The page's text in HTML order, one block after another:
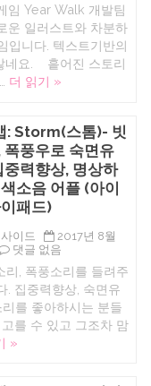
드
백
훈
련
용
아
플
(
Delayed
Auditory
Feedback
)
에
Sailor’s
Dream:
흩
어
진
스
짜
맞
추
며
음
악
을
감
상
힐
링
게
임
(아
이
아
임 Year Walk 개발팀
운 일러스트와 차분하
입니다. 텍스트기반의
네요. 흩어진 스토리
더 읽기 »
: Storm(스톰)- 빗
폭풍우로 숙면유
중력향상, 명상하
소음 어플 (아이
패드)
이드
2017년 8월
iOS
Storm(스
톰)-
빗
소
리,
폭
댓글 없음
, 폭풍소리를 들려주
. 집중력향상, 숙면유
를 좋아하시는 분들
를 수 있고 그조차 맘
»